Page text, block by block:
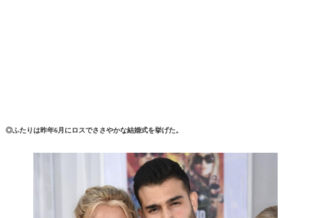
◎ふたりは昨年6月にロスでささやかな結婚式を挙げた。